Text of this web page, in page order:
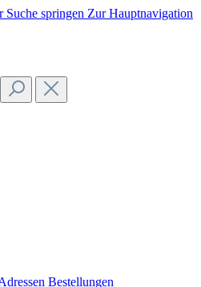
Suche springen Zur Hauptnavigation
Bestellungen